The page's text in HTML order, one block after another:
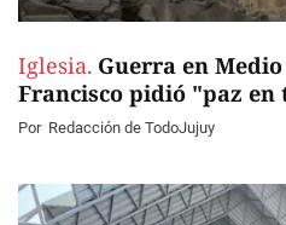
Iglesia. Guerra en
Francisco pidió "paz en
Por Redacción de TodoJujuy